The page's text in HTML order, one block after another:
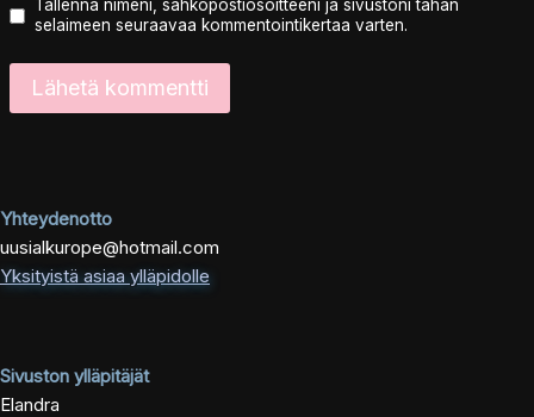
Tallenna nimeni, sähköpostiosoitteeni ja sivustoni tähän
selaimeen seuraavaa kommentointikertaa varten.
Yhteydenotto
uusialkurope@hotmail.com
Yksityistä asiaa ylläpidolle
Sivuston ylläpitäjät
Elandra